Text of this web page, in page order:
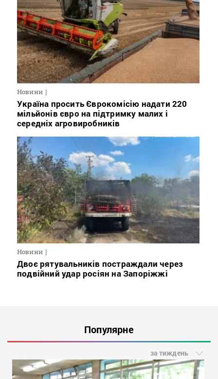
Новини
Україна просить Єврокомісію надати 220
мільйонів євро на підтримку малих і
середніх агровиробників
Новини
Двоє рятувальників постраждали через
подвійний удар росіян на Запоріжжі
Популярне
за тиждень